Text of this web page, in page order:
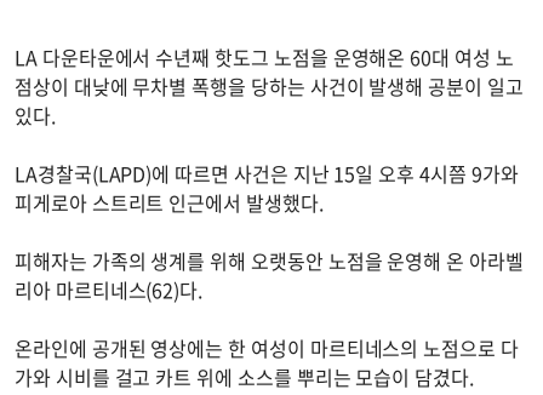
LA 다운타운에서 수년째 핫도그 노점을 운영해온 60대 여성 노
점상이 대낮에 무차별 폭행을 당하는 사건이 발생해 공분이 일고
있다.
LA경찰국(LAPD)에 따르면 사건은 지난 15일 오후 4시쯤 9가와
피게로아 스트리트 인근에서 발생했다.
피해자는 가족의 생계를 위해 오랫동안 노점을 운영해 온 아라벨
리아 마르티네스(62)다.
온라인에 공개된 영상에는 한 여성이 마르티네스의 노점으로 다
가와 시비를 걸고 카트 위에 소스를 뿌리는 모습이 담겼다.